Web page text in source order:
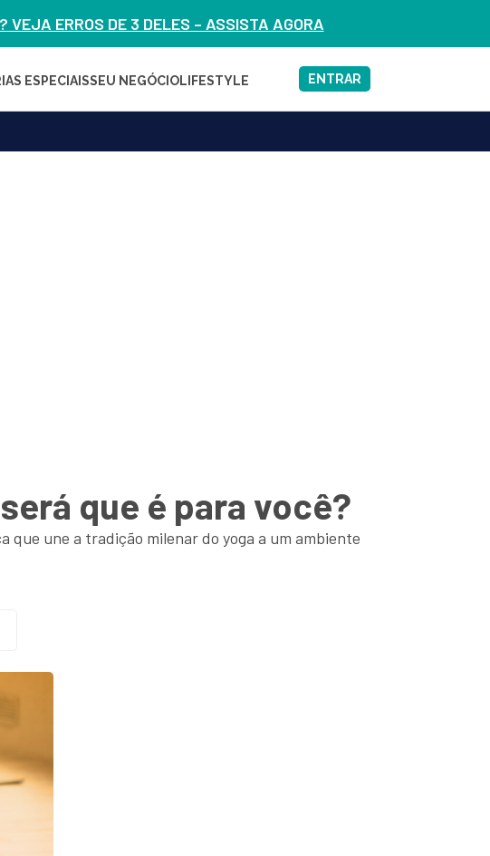
VEJA ERROS DE 3 DELES – ASSISTA AGORA
ESPECIAISSEU NEGÓCIOLIFESTYLE ENTRAR
que é para você?
que une a tradição milenar do yoga a um ambiente